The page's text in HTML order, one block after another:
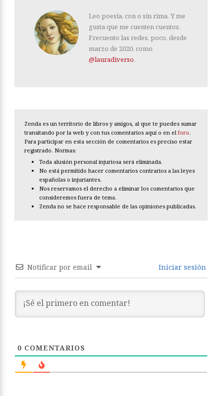
Leo poesía, con o sin rima. Y me
gusta que me cuenten cuentos.
Frecuento las redes, poco, desde
marzo de 2020, como
@lauradiverso.
Zenda es un territorio de libros y amigos, al que te puedes sumar
transitando por la web y con tus comentarios aquí o en el foro.
Para participar en esta sección de comentarios es preciso estar
registrado. Normas:
Toda alusión personal injuriosa será eliminada.
No está permitido hacer comentarios contrarios a las leyes
españolas o injuriantes.
Nos reservamos el derecho a eliminar los comentarios que
consideremos fuera de tema.
Zenda no se hace responsable de las opiniones publicadas.
Notificar por email Iniciar sesión
0 COMENTARIOS